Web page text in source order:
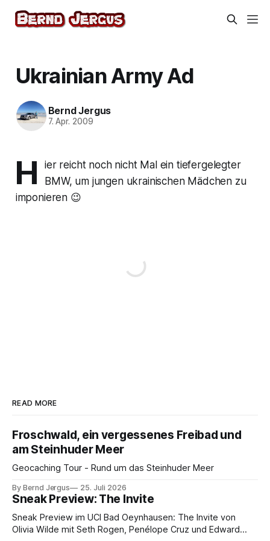
Ukrainian Army Ad
Bernd Jergus
7. Apr. 2009
H
ier reicht noch nicht Mal ein tiefergelegter
BMW, um jungen ukrainischen Mädchen zu
imponieren 😉
READ MORE
Froschwald, ein vergessenes Freibad und
am Steinhuder Meer
Geocaching Tour - Rund um das Steinhuder Meer
By Bernd Jergus 25. Juli 2026
Sneak Preview: The Invite
Sneak Preview im UCI Bad Oeynhausen: The Invite von
Olivia Wilde mit Seth Rogen, Penélope Cruz und Edward